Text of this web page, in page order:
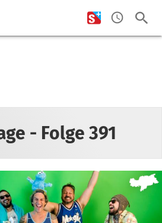
- Folge 391